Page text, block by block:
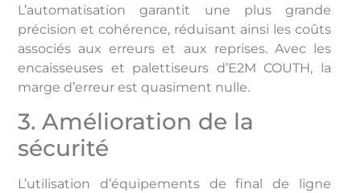
L’automatisation garantit une plus grande
précision et cohérence, réduisant ainsi les coûts
associés aux erreurs et aux reprises. Avec les
encaisseuses et palettiseurs d’E2M COUTH, la
marge d’erreur est quasiment nulle.
3. Amélioration de la
sécurité
L’utilisation d’équipements de final de ligne